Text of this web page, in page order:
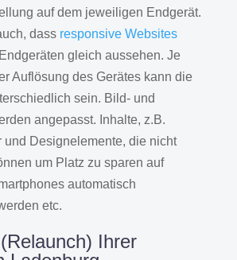
auf dem jeweiligen Endgerät.
dass responsive Websites
gleich aussehen. Je
Auflösung des Gerätes kann die
sein. Bild- und
angepasst. Inhalte, z.B.
Designelemente, die nicht
um Platz zu sparen auf
automatisch
etc.
Ihrer